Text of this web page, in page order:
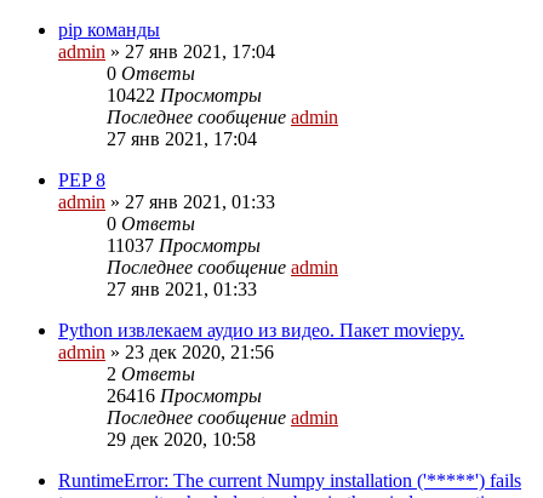
pip команды
admin » 27 янв 2021, 17:04
0 Ответы
10422 Просмотры
Последнее сообщение admin
27 янв 2021, 17:04
PEP 8
admin » 27 янв 2021, 01:33
0 Ответы
11037 Просмотры
Последнее сообщение admin
27 янв 2021, 01:33
Python извлекаем аудио из видео. Пакет moviepy.
admin » 23 дек 2020, 21:56
2 Ответы
26416 Просмотры
Последнее сообщение admin
29 дек 2020, 10:58
RuntimeError: The current Numpy installation ('*****') fails